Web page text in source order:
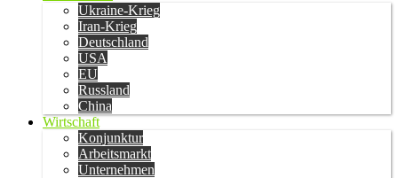
Ukraine-Krieg
Iran-Krieg
Deutschland
USA
EU
Russland
China
Wirtschaft
Konjunktur
Arbeitsmarkt
Unternehmen